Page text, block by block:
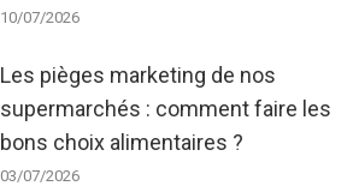
10/07/2026
Les pièges marketing de nos
supermarchés : comment faire les
bons choix alimentaires ?
03/07/2026